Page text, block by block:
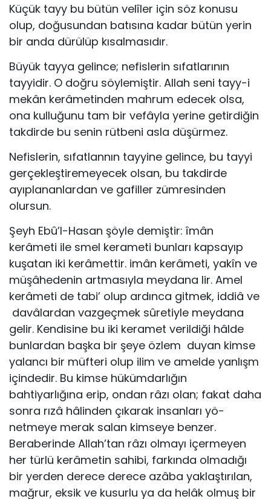
Küçük tayy bu bütün velîler için söz konusu
olup, doğu­sundan batısına kadar bütün yerin
bir anda dürülüp kısalma­sıdır.
Büyük tayya gelince; nefislerin sıfatlarının
tayyidir. O doğ­ru söylemiştir. Allah seni tayy-i
mekân kerâmetinden mahrum edecek olsa,
ona kulluğunu tam bir vefâyla yerine getirdiğin
takdirde bu senin rütbeni asla düşürmez.
Nefislerin, sıfatlannın tayyine gelince, bu tayyi
gerçek­leştiremeyecek olsan, bu takdirde
ayıplananlardan ve gafiller zümresinden
olursun.
Şeyh Ebû’l-Hasan şöyle demiştir: îmân
kerâmeti ile smel kerameti bunları kapsayıp
kuşatan iki kerâmettir. imân kerâmeti, yakîn ve
müşâhedenin artmasıyla meydana lir. Amel
kerâmeti de tabi’ olup ardınca gitmek, iddiâ ve
davâlardan vazgeçmek sûretiyle meydana
gelir. Kendisine bu iki keramet verildiği hâlde
bunlardan başka bir şeye özlem duyan kimse
yalancı bir müfteri olup ilim ve amelde yanlışm
içindedir. Bu kimse hükümdarlığın
bahtiyarlığına erip, ondan râzı olan; fakat daha
sonra rızâ hâlinden çıkarak insanları yö­
netmeye merak salan kimseye benzer.
Beraberinde Allah’tan râzı olmayı içermeyen
her türlü kerâmetin sahibi, farkında ol­madığı
bir yerden derece derece azâba yaklaştırılan,
mağrur, eksik ve kusurlu ya da helâk olmuş bir